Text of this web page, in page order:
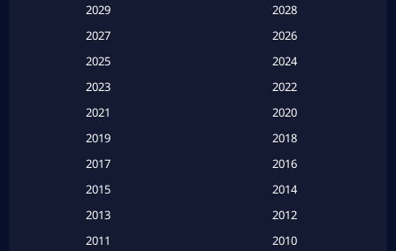
Based on a True Story สร้างจากเรื่องจริง(2)
Based on a True Story เรื่องจริง (20)
2029
2028
2027
2026
2025
2024
2023
2022
2021
2020
2019
2018
2017
2016
2015
2014
2013
2012
2011
2010